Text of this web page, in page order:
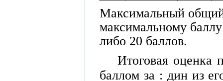
Максимальный общий
максимальному
либо 20 баллов.
Итоговая оценка
баллом за : дин из